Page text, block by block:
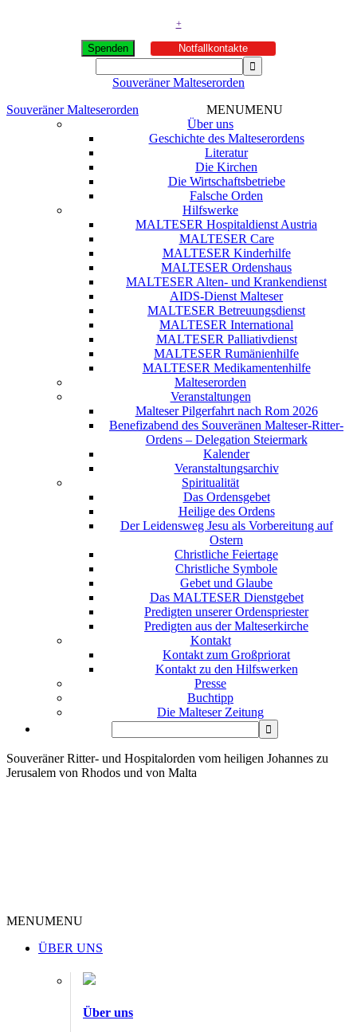
+
Spenden Notfallkontakte
Souveräner Malteserorden
Souveräner Malteserorden
MENUMENU
Über uns
Geschichte des Malteserordens
Literatur
Die Kirchen
Die Wirtschaftsbetriebe
Falsche Orden
Hilfswerke
MALTESER Hospitaldienst Austria
MALTESER Care
MALTESER Kinderhilfe
MALTESER Ordenshaus
MALTESER Alten- und Krankendienst
AIDS-Dienst Malteser
MALTESER Betreuungsdienst
MALTESER International
MALTESER Palliativdienst
MALTESER Rumänienhilfe
MALTESER Medikamentenhilfe
Malteserorden
Veranstaltungen
Malteser Pilgerfahrt nach Rom 2026
Benefizabend des Souveränen Malteser-Ritter-
Ordens – Delegation Steiermark
Kalender
Veranstaltungsarchiv
Spiritualität
Das Ordensgebet
Heilige des Ordens
Der Leidensweg Jesu als Vorbereitung auf
Ostern
Christliche Feiertage
Christliche Symbole
Gebet und Glaube
Das MALTESER Dienstgebet
Predigten unserer Ordenspriester
Predigten aus der Malteserkirche
Kontakt
Kontakt zum Großpriorat
Kontakt zu den Hilfswerken
Presse
Buchtipp
Die Malteser Zeitung
Souveräner Ritter- und Hospitalorden vom heiligen Johannes zu
Jerusalem von Rhodos und von Malta
MENUMENU
ÜBER UNS
Über uns